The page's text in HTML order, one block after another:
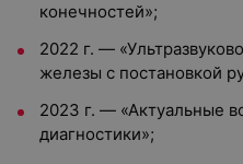
конечностей»;
2022 г. —
железы с постановкой
2023 г. — «Актуальные
диагностики»;